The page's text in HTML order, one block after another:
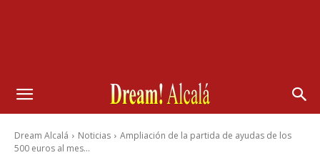
Dream Alcalá Noticias
Ampliación de la partida de ayudas de los
500 euros al mes...